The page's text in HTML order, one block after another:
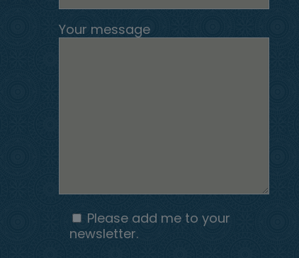
Your message
Please add me to your
newsletter.